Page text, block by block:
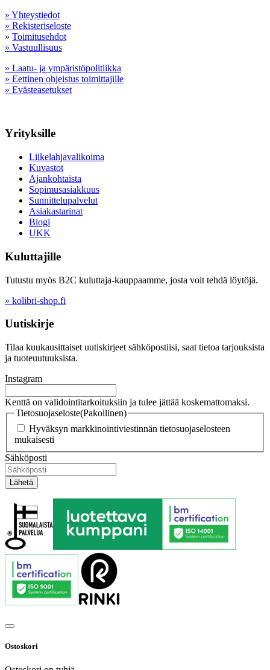
» Yhteystiedot
» Rekisteriseloste
» Toimitusehdot
» Vastuullisuus
» Laatu- ja ympäristöpolitiikka
» Eettinen ohjeistus toimittajille
» Evästeasetukset
Yrityksille
Liikelahjavalikoima
Kuvastot
Ajankohtaista
Sopimusasiakkuus
Sunnittelupalvelut
Asiakastarinat
Blogi
UKK
Kuluttajille
Tutustu myös B2C kuluttaja-kauppaamme, josta voit tehdä löytöjä.
» kolibri-shop.fi
Uutiskirje
Tilaa kuukausittaiset uutiskirjeet sähköpostiisi, saat tietoa tarjouksista
ja tuoteuutuuksista.
Instagram
Kenttä on validointitarkoituksiin ja tulee jättää koskemattomaksi.
Tietosuojaseloste(Pakollinen)
Hyväksyn markkinointiviestinnän tietosuojaselosteen
mukaisesti
Sähköposti
Ostoskori